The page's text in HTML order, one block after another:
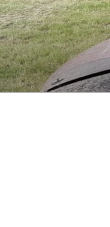
Zum
Inhalt
springen